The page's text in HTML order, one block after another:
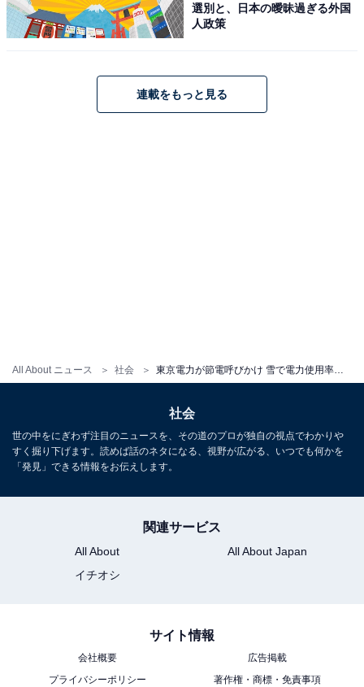
All About ニュース 社会
テレビは視聴時間を短めに
「ついついつけっぱなしにしてしまいがちなテレビです
白熱電球ひとつあたりの年間消費電力が2890円であるの
に対して、LED電球の年間消費電力は603円（SHARPの
ホームページより）。電球ひとつをLED電球に変えるだ
「しかも、普通の電球（1個125円前後、筆者調べ）は年
間４回ほど交換が必要なのに対して、LED電球（1個
の差がつく計算になります。LED電球に交換するメリッ
トは、電気代と電球代をあわせて10年間で25870円。家
選別と、日本の曖昧過ぎる外国
人政策
連載をもっと見る
社会
世の中をにぎわず注目のニュースを、その道のプロが独自の視点でわかりや
すく掘り下げます。読めば話のネタになる、視野が広がる、いつでも何かを
「発見」できる情報をお伝えします。
関連サービス
All About
All About Japan
イチオシ
サイト情報
会社概要
広告掲載
プライバシーポリシー
著作権・商標・免責事項